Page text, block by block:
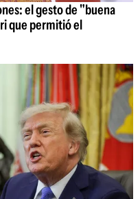
el gesto de "buena
que permitió el